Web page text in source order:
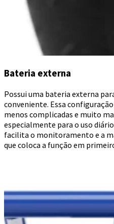
Bateria externa
Possui uma bateria externa
conveniente. Essa
menos complicadas e muito
especialmente para o uso
facilita o monitoramento e a
que coloca a função em